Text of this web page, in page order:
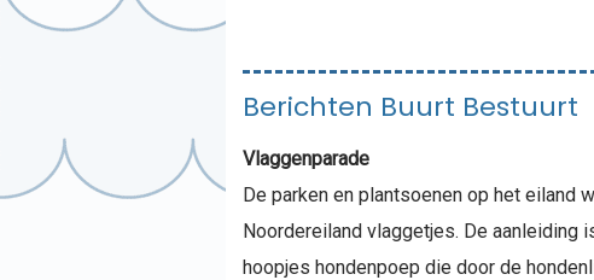
Berichten Buurt Bestuurt
Vlaggenparade
De parken en plantsoenen op het eiland
Noordereiland vlaggetjes. De aanleiding
hoopjes hondenpoep die door de